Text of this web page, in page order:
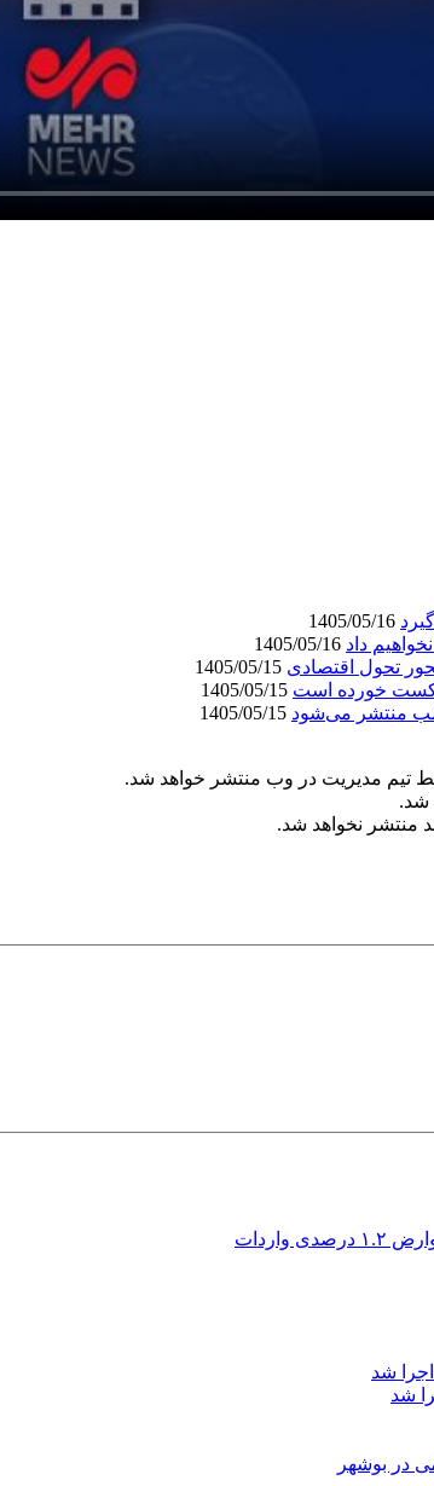
داد
تحول اقتصادی
شکست خورده است
منتشر می‌شود
تیم مدیریت در وب منتشر خواهد شد.
شد.
منتشر نخواهد شد.
شد